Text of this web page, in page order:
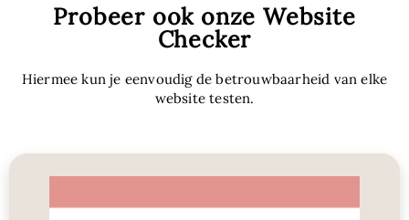
Probeer ook onze Website
Checker
Hiermee kun je eenvoudig de betrouwbaarheid van elke
website testen.